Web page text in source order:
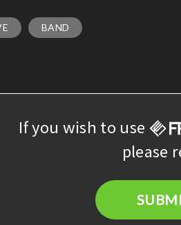
BAND
If you wish to use
please